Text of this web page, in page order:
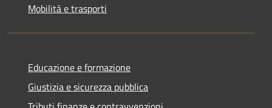
Mobilità e trasporti
Educazione e formazione
Giustizia e sicurezza pubblica